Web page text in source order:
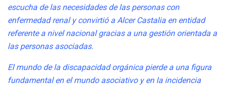
escucha de las necesidades de las personas con
enfermedad renal y convirtió a Alcer Castalia en entidad
referente a nivel nacional gracias a una gestión orientada a
las personas asociadas.
El mundo de la discapacidad orgánica pierde a una figura
fundamental en el mundo asociativo y en la incidencia